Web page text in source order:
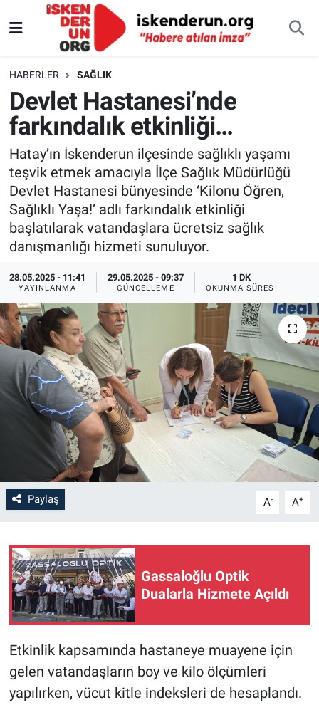
HABERLER SAĞLIK
Devlet Hastanesi’nde
farkındalık etkinliği…
Hatay’ın İskenderun ilçesinde sağlıklı yaşamı
teşvik etmek amacıyla İlçe Sağlık Müdürlüğü
Devlet Hastanesi bünyesinde ‘Kilonu Öğren,
Sağlıklı Yaşa!’ adlı farkındalık etkinliği
başlatılarak vatandaşlara ücretsiz sağlık
danışmanlığı hizmeti sunuluyor.
28.05.2025 - 11:41
YAYINLANMA
29.05.2025 - 09:37
GÜNCELLEME
1 DK
OKUNMA SÜRESI
Paylaş A- A+
Gassaloğlu Optik
Dualarla Hizmete Açıldı
Etkinlik kapsamında hastaneye muayene için
gelen vatandaşların boy ve kilo ölçümleri
yapılırken, vücut kitle indeksleri de hesaplandı.